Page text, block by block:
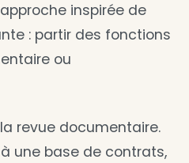
inspirée de
: partir des fonctions
ou
revue documentaire.
une base de contrats,